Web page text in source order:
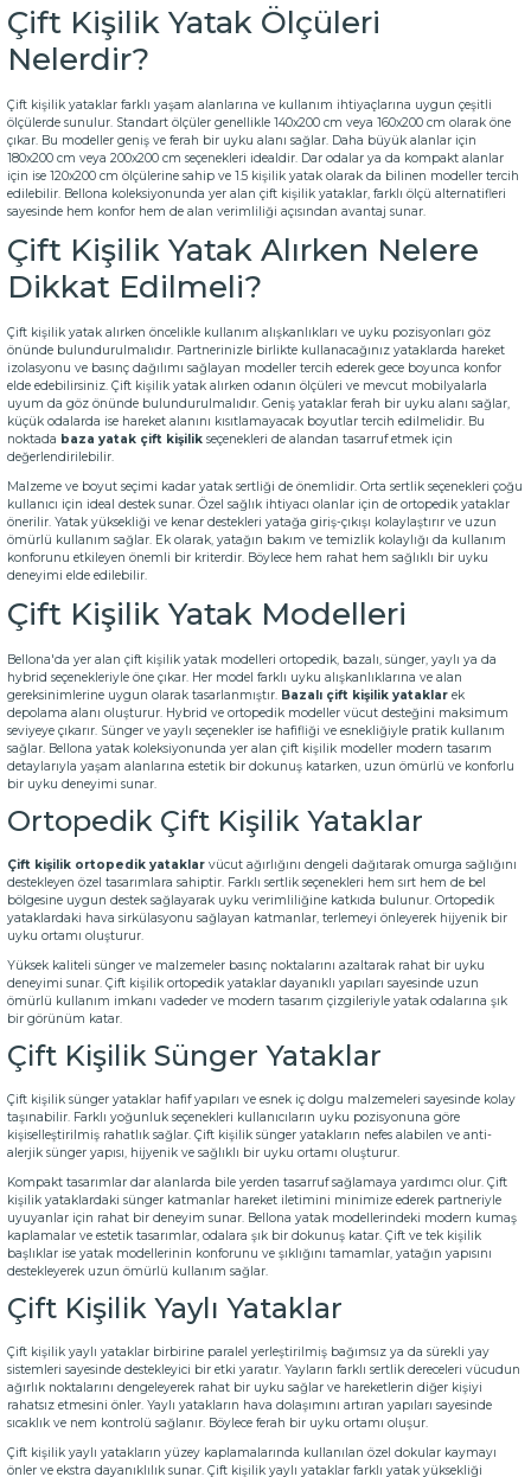
Çift Kişilik Yatak Ölçüleri
Nelerdir?
Çift kişilik yataklar farklı yaşam alanlarına ve kullanım ihtiyaçlarına uygun çeşitli
ölçülerde sunulur. Standart ölçüler genellikle 140x200 cm veya 160x200 cm olarak öne
çıkar. Bu modeller geniş ve ferah bir uyku alanı sağlar. Daha büyük alanlar için
180x200 cm veya 200x200 cm seçenekleri idealdir. Dar odalar ya da kompakt alanlar
için ise 120x200 cm ölçülerine sahip ve 1.5 kişilik yatak olarak da bilinen modeller tercih
edilebilir. Bellona koleksiyonunda yer alan çift kişilik yataklar, farklı ölçü alternatifleri
sayesinde hem konfor hem de alan verimliliği açısından avantaj sunar.
Çift Kişilik Yatak Alırken Nelere
Dikkat Edilmeli?
Çift kişilik yatak alırken öncelikle kullanım alışkanlıkları ve uyku pozisyonları göz
önünde bulundurulmalıdır. Partnerinizle birlikte kullanacağınız yataklarda hareket
izolasyonu ve basınç dağılımı sağlayan modeller tercih ederek gece boyunca konfor
elde edebilirsiniz. Çift kişilik yatak alırken odanın ölçüleri ve mevcut mobilyalarla
uyum da göz önünde bulundurulmalıdır. Geniş yataklar ferah bir uyku alanı sağlar,
küçük odalarda ise hareket alanını kısıtlamayacak boyutlar tercih edilmelidir. Bu
noktada baza yatak çift kişilik seçenekleri de alandan tasarruf etmek için
değerlendirilebilir.
Malzeme ve boyut seçimi kadar yatak sertliği de önemlidir. Orta sertlik seçenekleri çoğu
kullanıcı için ideal destek sunar. Özel sağlık ihtiyacı olanlar için de ortopedik yataklar
önerilir. Yatak yüksekliği ve kenar destekleri yatağa giriş-çıkışı kolaylaştırır ve uzun
ömürlü kullanım sağlar. Ek olarak, yatağın bakım ve temizlik kolaylığı da kullanım
konforunu etkileyen önemli bir kriterdir. Böylece hem rahat hem sağlıklı bir uyku
deneyimi elde edilebilir.
Çift Kişilik Yatak Modelleri
Bellona'da yer alan çift kişilik yatak modelleri ortopedik, bazalı, sünger, yaylı ya da
hybrid seçenekleriyle öne çıkar. Her model farklı uyku alışkanlıklarına ve alan
gereksinimlerine uygun olarak tasarlanmıştır. Bazalı çift kişilik yataklar ek
depolama alanı oluşturur. Hybrid ve ortopedik modeller vücut desteğini maksimum
seviyeye çıkarır. Sünger ve yaylı seçenekler ise hafifliği ve esnekliğiyle pratik kullanım
sağlar. Bellona yatak koleksiyonunda yer alan çift kişilik modeller modern tasarım
detaylarıyla yaşam alanlarına estetik bir dokunuş katarken, uzun ömürlü ve konforlu
bir uyku deneyimi sunar.
Ortopedik Çift Kişilik Yataklar
Çift kişilik ortopedik yataklar vücut ağırlığını dengeli dağıtarak omurga sağlığını
destekleyen özel tasarımlara sahiptir. Farklı sertlik seçenekleri hem sırt hem de bel
bölgesine uygun destek sağlayarak uyku verimliliğine katkıda bulunur. Ortopedik
yataklardaki hava sirkülasyonu sağlayan katmanlar, terlemeyi önleyerek hijyenik bir
uyku ortamı oluşturur.
Yüksek kaliteli sünger ve malzemeler basınç noktalarını azaltarak rahat bir uyku
deneyimi sunar. Çift kişilik ortopedik yataklar dayanıklı yapıları sayesinde uzun
ömürlü kullanım imkanı vadeder ve modern tasarım çizgileriyle yatak odalarına şık
bir görünüm katar.
Çift Kişilik Sünger Yataklar
Çift kişilik sünger yataklar hafif yapıları ve esnek iç dolgu malzemeleri sayesinde kolay
taşınabilir. Farklı yoğunluk seçenekleri kullanıcıların uyku pozisyonuna göre
kişiselleştirilmiş rahatlık sağlar. Çift kişilik sünger yatakların nefes alabilen ve anti-
alerjik sünger yapısı, hijyenik ve sağlıklı bir uyku ortamı oluşturur.
Kompakt tasarımlar dar alanlarda bile yerden tasarruf sağlamaya yardımcı olur. Çift
kişilik yataklardaki sünger katmanlar hareket iletimini minimize ederek partneriyle
uyuyanlar için rahat bir deneyim sunar. Bellona yatak modellerindeki modern kumaş
kaplamalar ve estetik tasarımlar, odalara şık bir dokunuş katar. Çift ve tek kişilik
başlıklar ise yatak modellerinin konforunu ve şıklığını tamamlar, yatağın yapısını
destekleyerek uzun ömürlü kullanım sağlar.
Çift Kişilik Yaylı Yataklar
Çift kişilik yaylı yataklar birbirine paralel yerleştirilmiş bağımsız ya da sürekli yay
sistemleri sayesinde destekleyici bir etki yaratır. Yayların farklı sertlik dereceleri vücudun
ağırlık noktalarını dengeleyerek rahat bir uyku sağlar ve hareketlerin diğer kişiyi
rahatsız etmesini önler. Yaylı yatakların hava dolaşımını artıran yapıları sayesinde
sıcaklık ve nem kontrolü sağlanır. Böylece ferah bir uyku ortamı oluşur.
Çift kişilik yaylı yatakların yüzey kaplamalarında kullanılan özel dokular kaymayı
önler ve ekstra dayanıklılık sunar. Çift kişilik yaylı yataklar farklı yatak yüksekliği